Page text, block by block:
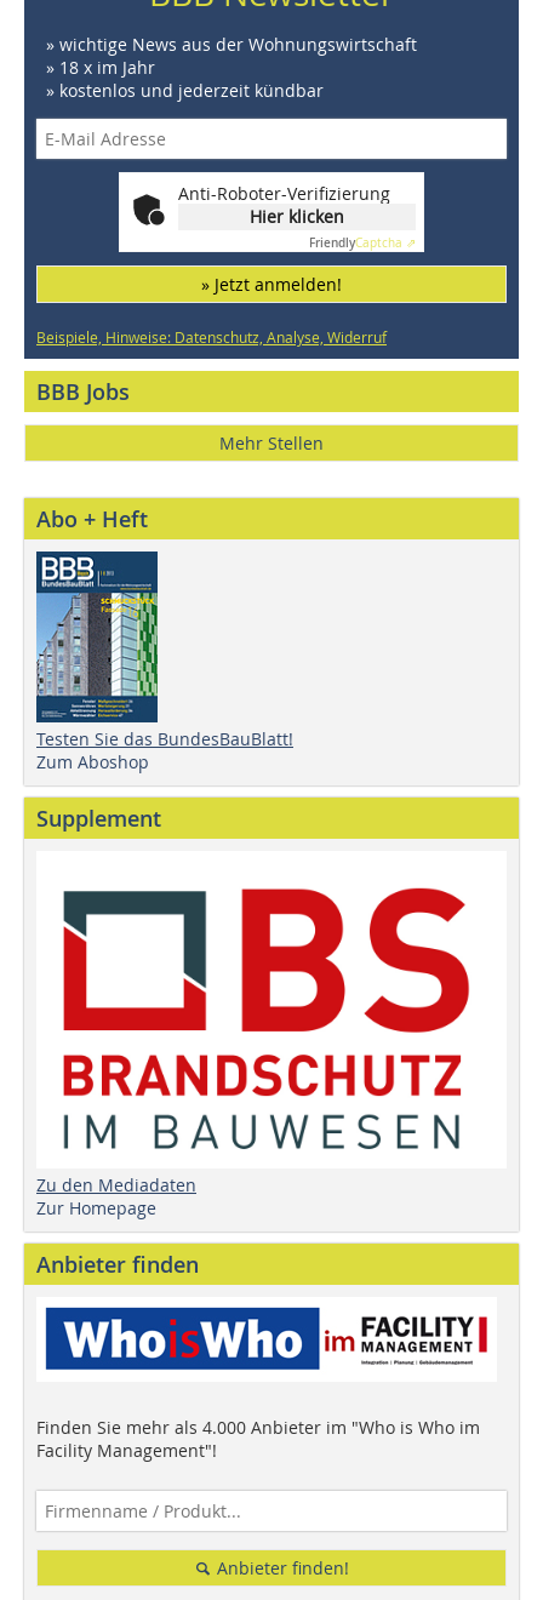
» wichtige News aus der Wohnungswirtschaft
» 18 x im Jahr
» kostenlos und jederzeit kündbar
Anti-Roboter-Verifizierung
Hier klicken
FriendlyCaptcha ⇗
» Jetzt anmelden!
Beispiele, Hinweise: Datenschutz, Analyse, Widerruf
BBB Jobs
Mehr Stellen
Abo + Heft
Testen Sie das BundesBauBlatt!
Zum Aboshop
Supplement
Zu den Mediadaten
Zur Homepage
Anbieter finden
Finden Sie mehr als 4.000 Anbieter im "Who is Who im
Facility Management"!
Anbieter finden!